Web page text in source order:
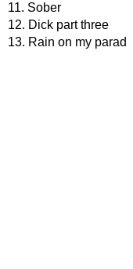
11. Sober
12. Dick part three
13. Rain on my parad